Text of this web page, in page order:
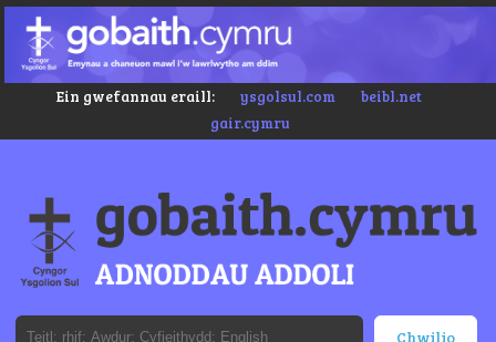
Ein gwefannau eraill: ysgolsul.com
beibl.net
gair.cymru